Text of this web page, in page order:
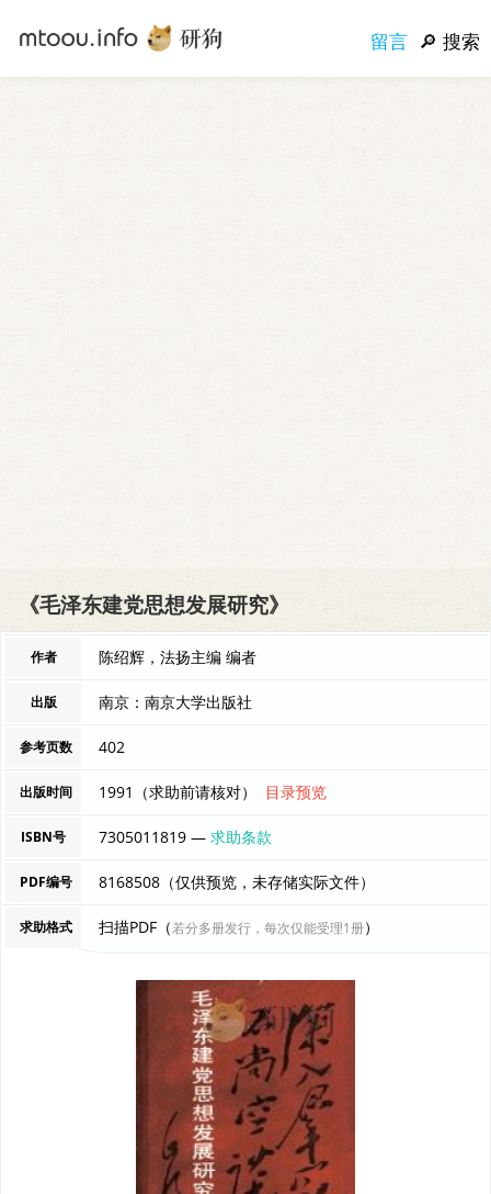
留言 搜索
《毛泽东建党思想发展研究》
作者 陈绍辉，法扬主编 编者
出版 南京：南京大学出版社
参考页数 402
出版时间 1991（求助前请核对） 目录预览
ISBN号 7305011819 —求助条款
PDF编号 8168508（仅供预览，未存储实际文件）
求助格式 扫描PDF（若分多册发行，每次仅能受理1册）